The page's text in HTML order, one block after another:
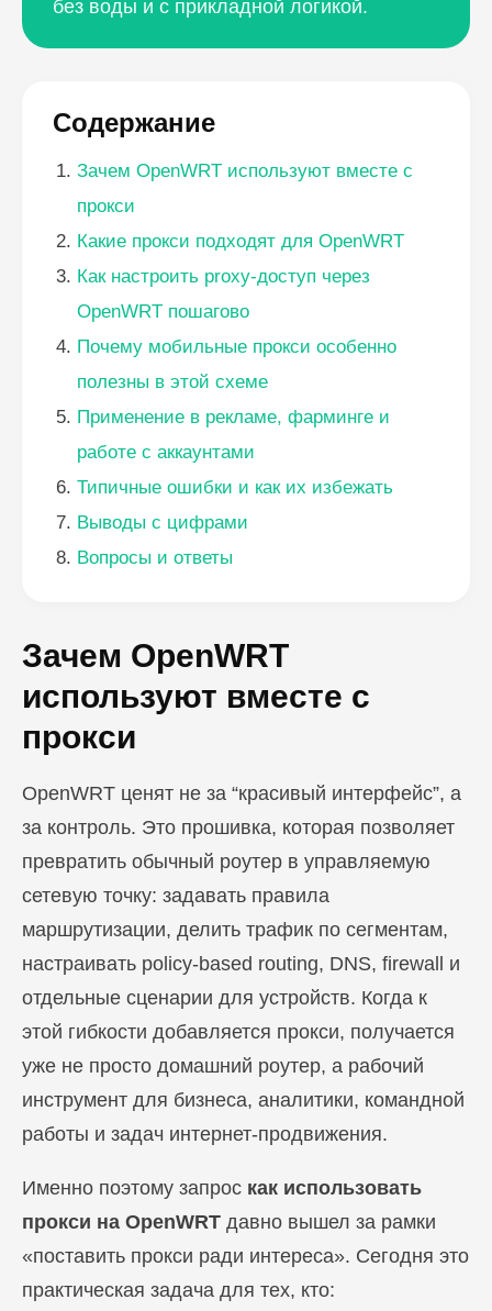
без воды и с прикладной логикой.
Содержание
Зачем OpenWRT используют вместе с
прокси
Какие прокси подходят для OpenWRT
Как настроить proxy-доступ через
OpenWRT пошагово
Почему мобильные прокси особенно
полезны в этой схеме
Применение в рекламе, фарминге и
работе с аккаунтами
Типичные ошибки и как их избежать
Выводы с цифрами
Вопросы и ответы
Зачем OpenWRT
используют вместе с
прокси
OpenWRT ценят не за “красивый интерфейс”, а
за контроль. Это прошивка, которая позволяет
превратить обычный роутер в управляемую
сетевую точку: задавать правила
маршрутизации, делить трафик по сегментам,
настраивать policy-based routing, DNS, firewall и
отдельные сценарии для устройств. Когда к
этой гибкости добавляется прокси, получается
уже не просто домашний роутер, а рабочий
инструмент для бизнеса, аналитики, командной
работы и задач интернет-продвижения.
Именно поэтому запрос как использовать
прокси на OpenWRT давно вышел за рамки
«поставить прокси ради интереса». Сегодня это
практическая задача для тех, кто: